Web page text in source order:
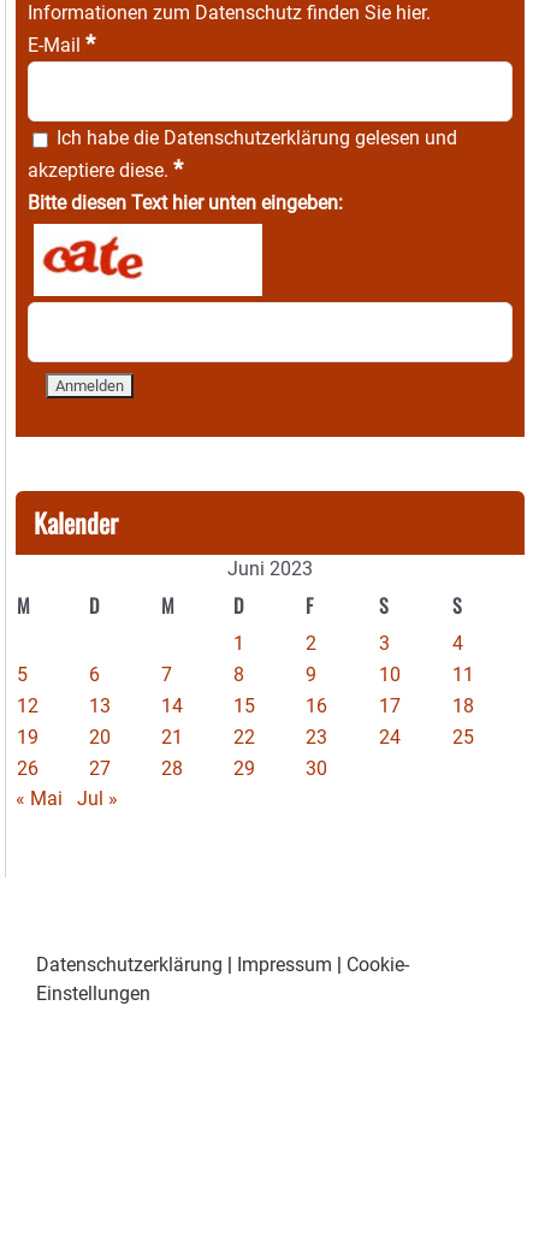
Informationen zum Datenschutz finden Sie hier.
E-Mail *
Ich habe die Datenschutzerklärung gelesen und
akzeptiere diese. *
Bitte diesen Text hier unten eingeben:
Kalender
Juni 2023
M D M D F S S
1 2 3
4
5
6 7 8 9 10
11
12
13 14 15 16 17
18
19
20 21 22 23 24
25
26
27 28 29
30
« Mai
Jul »
Datenschutzerklärung Impressum
Cookie-
Einstellungen